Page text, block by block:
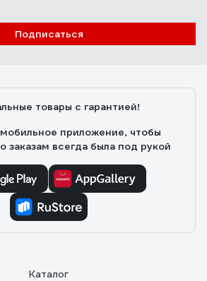
Подписаться
товары с гарантией!
приложение, чтобы
заказам всегда была под рукой
Каталог